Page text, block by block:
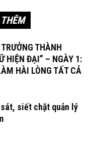
THÀNH
HIỆN ĐẠI” – NGÀY 1:
HÀI LÒNG TẤT CẢ
siết chặt quản lý